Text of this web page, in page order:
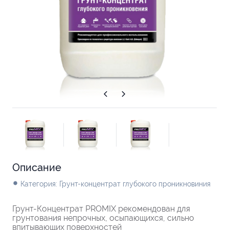
Описание
Категория: Грунт-концентрат глубокого проникновиния
Грунт-Концентрат PROMIX рекомендован для
грунтования непрочных, осыпающихся, сильно
впитывающих поверхностей